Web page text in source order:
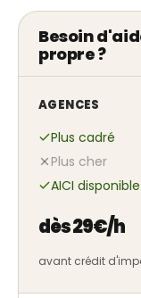
Besoin
propre ?
AGENCES
Plus cadré
Plus cher
AICI disponible
dès 29€/h
avant crédit